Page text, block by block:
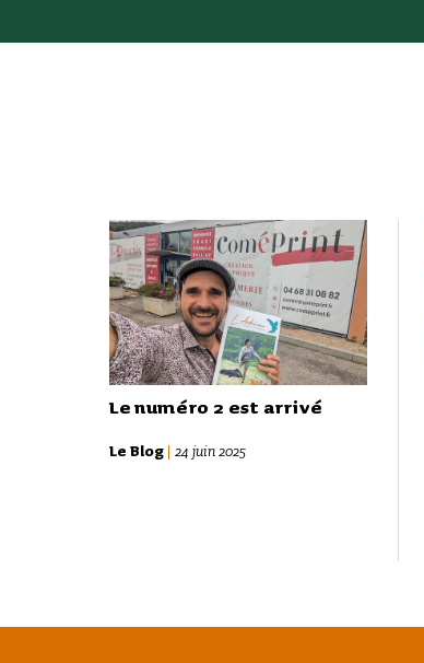
Le numéro 2 est arrivé
Le Blog 24 juin 2025